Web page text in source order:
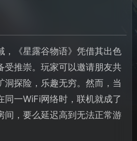
，《星露谷物语》凭借其出色
受推崇。玩家可以邀请朋友共
洞探险，乐趣无穷。然而，当
同一WiFi网络时，联机就成了
间，要么延迟高到无法正常游